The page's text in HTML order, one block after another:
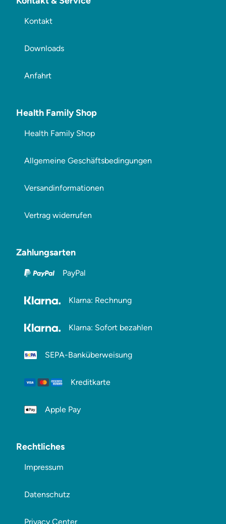
Kontakt
Downloads
Anfahrt
Health Family Shop
Health Family Shop
Allgemeine Geschäftsbedingungen
Versandinformationen
Vertrag widerrufen
Zahlungsarten
PayPal
Klarna: Rechnung
Klarna: Sofort bezahlen
SEPA-Banküberweisung
Kreditkarte
Apple Pay
Rechtliches
Impressum
Datenschutz
Privacy Center